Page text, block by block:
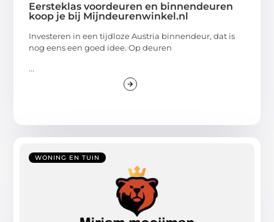
Eersteklas voordeuren en binnendeuren
koop je bij Mijndeurenwinkel.nl
Investeren in een tijdloze Austria binnendeur, dat is
nog eens een goed idee. Op deuren
...
WONING EN TUIN